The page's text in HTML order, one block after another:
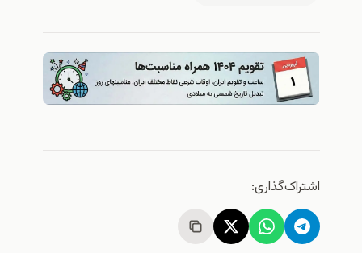
اشتراک‌گذاری: